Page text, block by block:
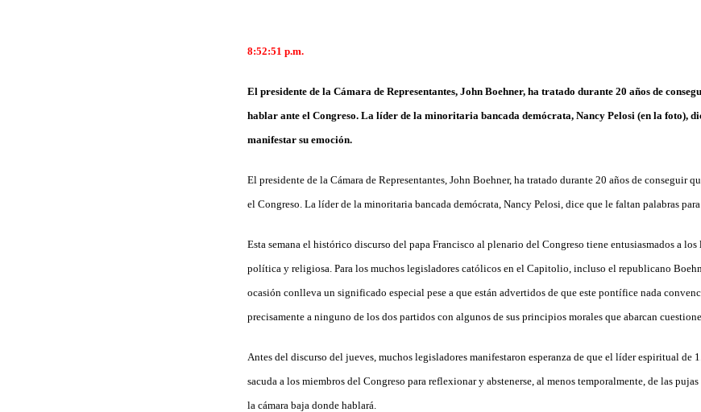
8:52:51 p.m.
El presidente de la Cámara de Representantes, John Boehner, ha tratado durante 20 años de
hablar ante el Congreso. La líder de la minoritaria bancada demócrata, Nancy Pelosi (en la foto),
manifestar su emoción.
El presidente de la Cámara de Representantes, John Boehner, ha tratado durante 20 años de conseguir
el Congreso. La líder de la minoritaria bancada demócrata, Nancy Pelosi, dice que le faltan palabras
Esta semana el histórico discurso del papa Francisco al plenario del Congreso tiene entusiasmados a
política y religiosa. Para los muchos legisladores católicos en el Capitolio, incluso el republicano
ocasión conlleva un significado especial pese a que están advertidos de que este pontífice nada
precisamente a ninguno de los dos partidos con algunos de sus principios morales que abarcan
Antes del discurso del jueves, muchos legisladores manifestaron esperanza de que el líder espiritual de
sacuda a los miembros del Congreso para reflexionar y abstenerse, al menos temporalmente, de las
la cámara baja donde hablará.